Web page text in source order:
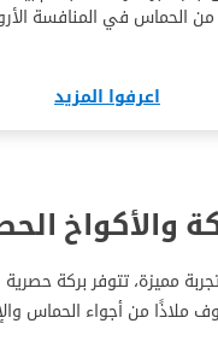
من الحماس في المنافسة
اعرفوا المزيد
والأكواخ
مميزة، تتوفر بركة
ملاذًا من أجواء الحماس